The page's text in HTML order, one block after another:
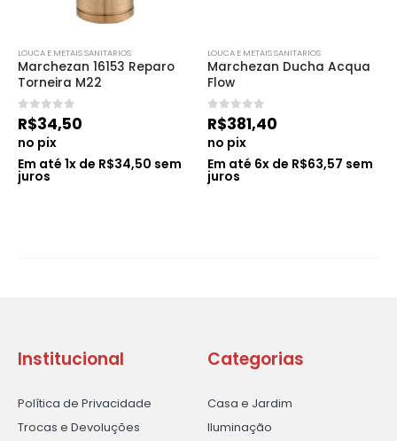
LOUCA E METAIS SANITARIOS
Marchezan 16153 Reparo
Torneira M22
0de 5
R$34,50
no pix
Em até 1x de R$34,50 sem
juros
LOUCA E METAIS SANITARIOS
Marchezan Ducha Acqua
Flow
0de 5
R$381,40
no pix
Em até 6x de R$63,57 sem
juros
Institucional
Política de Privacidade
Trocas e Devoluções
Categorias
Casa e Jardim
Iluminação